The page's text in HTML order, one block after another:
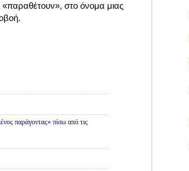
στο όνομα μιας
παράγοντας» πίσω από τις